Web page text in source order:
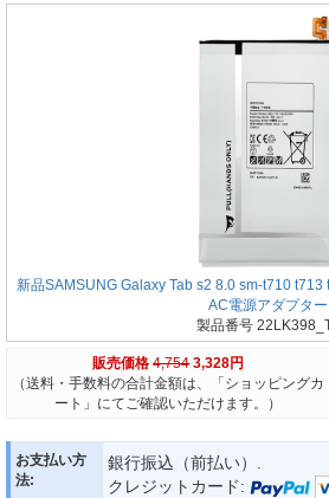
新品SAMSUNG Galaxy Tab s2 8.0 sm-t710 t713
AC電源アダプター
製品番号
販売価格 4,754 3,328円
（送料・手数料の合計金額は、「ショッピングカ
ート」にてご確認いただけます。）
お支払い方
法:
銀行振込（前払い）.
クレジットカード: